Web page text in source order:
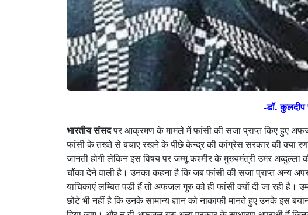
-डॉ. कुलदीप
भारतीय संसदपर आक्रमण के मामले में फांसी की सजा प्राप्त किए हुए
फांसी के तख्ते से बचाए रखने के पीछे केन्द्र की कांग्रेस सरकार की क्या
जानती होगी लेकिन इस विषय पर जम्मू कश्मीर के मुख्यमंत्री उमर अब्दुल्ला
चौंका देने वाली है। उनका कहना है कि जब फांसी की सजा प्राप्त अन्य
याचिकाएं लम्बित पडी हैं तो अफजल गुरु को ही फांसी क्यों दी जा रही है।
छोटे भी नहीं है कि उनके सामान्य ज्ञान को नाकाफी मानते हुए उनके इस